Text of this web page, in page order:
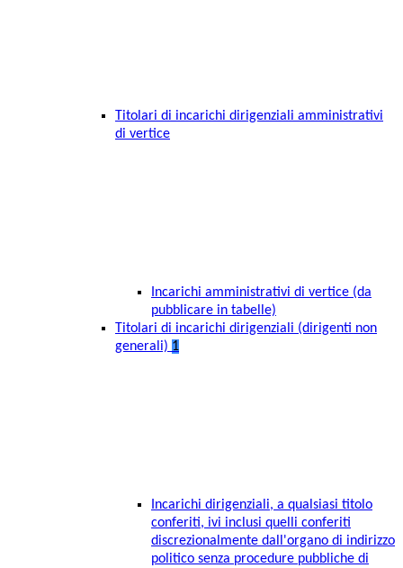
Titolari di incarichi dirigenziali amministrativi
di vertice
Incarichi amministrativi di vertice (da
pubblicare in tabelle)
Titolari di incarichi dirigenziali (dirigenti non
generali) 1
Incarichi dirigenziali, a qualsiasi titolo
conferiti, ivi inclusi quelli conferiti
discrezionalmente dall'organo di indirizzo
politico senza procedure pubbliche di